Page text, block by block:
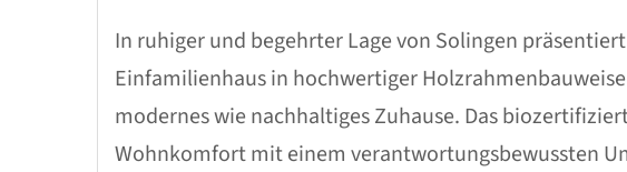
In ruhiger und begehrter Lage von Solingen
Einfamilienhaus in hochwertiger
modernes wie nachhaltiges Zuhause. Das
Wohnkomfort mit einem verantwortungsbewussten